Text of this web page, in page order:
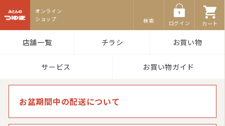
検索 ログイン カート
店舗一覧 チラシ お買い物
サービス お買い物ガイド
お盆期間中の配送について